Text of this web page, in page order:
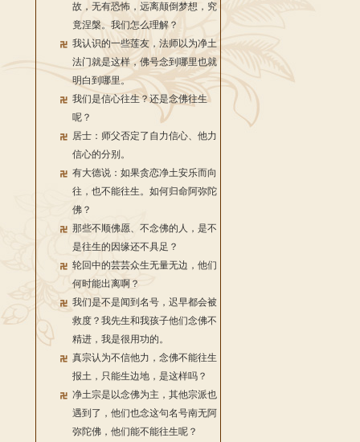
故，无有恐怖，远离颠倒梦想，究
竟涅槃。我们怎么理解？
我认识的一些莲友，法师以为净土
法门就是这样，佛号念到哪里也就
明白到哪里。
我们是信心往生？还是念佛往生
呢？
居士：师父否定了自力信心、他力
信心的分别。
有大德说：如果贪恋净土安乐而向
往，也不能往生。如何归命阿弥陀
佛？
那些不顺佛愿、不念佛的人，是不
是往生的因缘还不具足？
轮回中的芸芸众生无量无边，他们
何时能出离啊？
我们是不是闻到名号，迟早都会被
救度？我先生和我孩子他们念佛不
精进，我是很用功的。
真宗认为不信他力，念佛不能往生
报土，只能生边地，是这样吗？
净土宗是以念佛为主，其他宗派也
遇到了，他们也念这句名号南无阿
弥陀佛，他们能不能往生呢？